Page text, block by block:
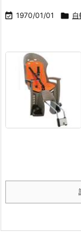
 1970/01/01  自